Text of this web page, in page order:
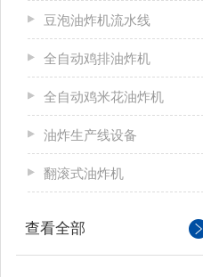
豆泡油炸机流水线
全自动鸡排油炸机
全自动鸡米花油炸机
油炸生产线设备
翻滚式油炸机
查看全部